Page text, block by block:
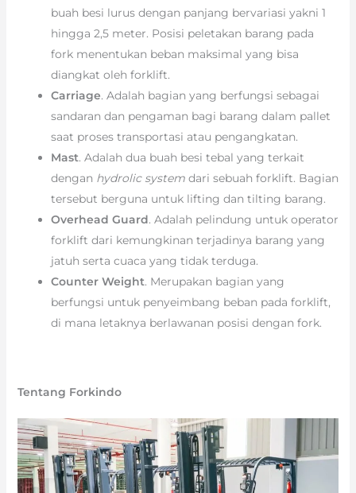
buah besi lurus dengan panjang bervariasi yakni 1
hingga 2,5 meter. Posisi peletakan barang pada
fork menentukan beban maksimal yang bisa
diangkat oleh forklift.
Carriage. Adalah bagian yang berfungsi sebagai
sandaran dan pengaman bagi barang dalam pallet
saat proses transportasi atau pengangkatan.
Mast. Adalah dua buah besi tebal yang terkait
dengan hydrolic systemdari sebuah forklift. Bagian
tersebut berguna untuk lifting dan tilting barang.
Overhead Guard. Adalah pelindung untuk operator
forklift dari kemungkinan terjadinya barang yang
jatuh serta cuaca yang tidak terduga.
Counter Weight. Merupakan bagian yang
berfungsi untuk penyeimbang beban pada forklift,
di mana letaknya berlawanan posisi dengan fork.
Tentang Forkindo